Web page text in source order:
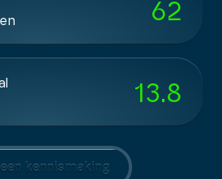
62
13.8
kennismaking